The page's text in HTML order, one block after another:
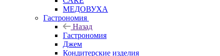
МЕДОВУХА
Гастрономия
Назад
Гастрономия
Джем
Кондитерские изделия